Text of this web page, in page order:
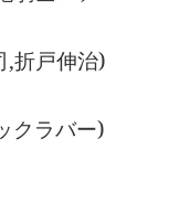
,折戸伸治)
クラバー)